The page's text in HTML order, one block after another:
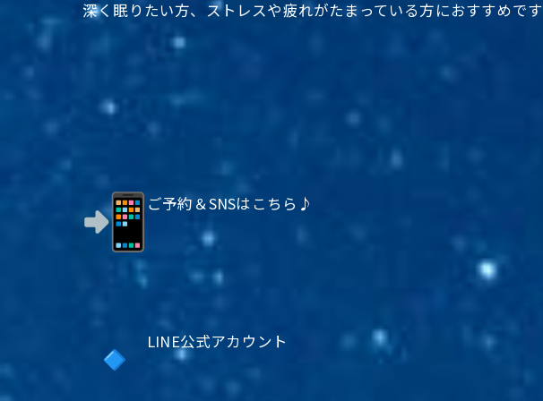
深く眠りたい方、 ストレスや疲れがたまっている方におすすめです
ご予約＆SNSはこちら♪
LINE公式アカウント